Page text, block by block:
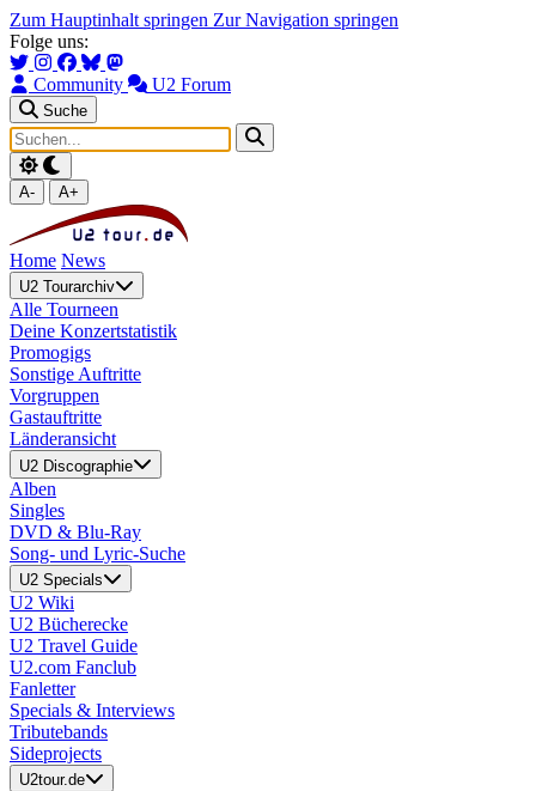
Zum Hauptinhalt springen Zur Navigation springen
Folge uns:
Community U2 Forum
Suche
A- A+
Home News
U2 Tourarchiv
Alle Tourneen
Deine Konzertstatistik
Promogigs
Sonstige Auftritte
Vorgruppen
Gastauftritte
Länderansicht
U2 Discographie
Alben
Singles
DVD & Blu-Ray
Song- und Lyric-Suche
U2 Specials
U2 Wiki
U2 Bücherecke
U2 Travel Guide
U2.com Fanclub
Fanletter
Specials & Interviews
Tributebands
Sideprojects
U2tour.de